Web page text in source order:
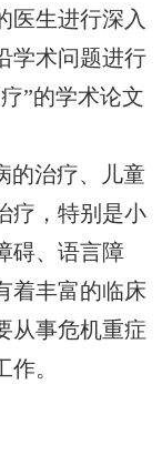
医生进行深入
学术问题进行
”的学术论文
的治疗、儿童
疗，特别是小
碍、语言障
着丰富的临床
从事危机重症
。